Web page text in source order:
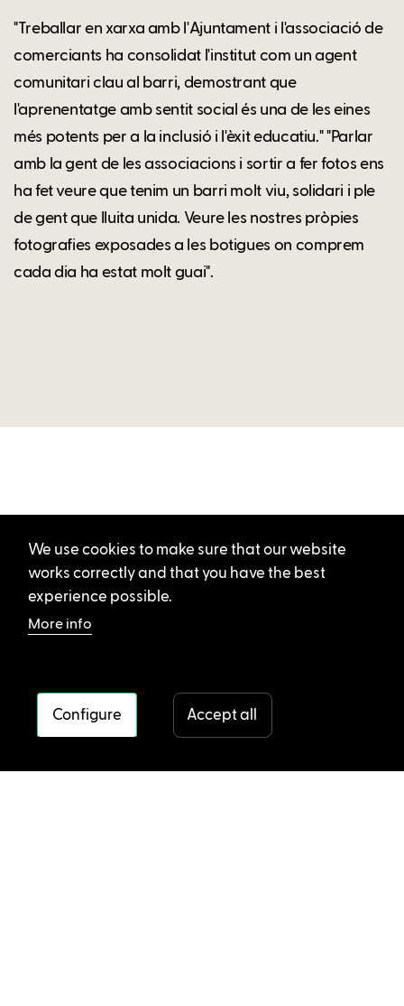
"Treballar en xarxa amb l'Ajuntament i l'associació de
comerciants ha consolidat l'institut com un agent
comunitari clau al barri, demostrant que
l'aprenentatge amb sentit social és una de les eines
més potents per a la inclusió i l'èxit educatiu." "Parlar
amb la gent de les associacions i sortir a fer fotos ens
ha fet veure que tenim un barri molt viu, solidari i ple
de gent que lluita unida. Veure les nostres pròpies
fotografies exposades a les botigues on comprem
cada dia ha estat molt guai".
We use cookies to make sure that our website
works correctly and that you have the best
experience possible.
More info
Configure Accept all